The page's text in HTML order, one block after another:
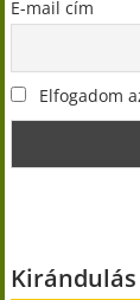
E-mail cím
Elfogadom
Kirándulás